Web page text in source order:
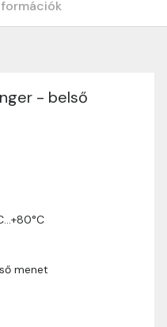
- belső
menet
választottátok
megtaláljátok szállítási
gördülékenyen és
Amennyiben
a szállítás hosszabb
benneteket.
díj függ a termék súlyától
A pontos szállítási
során megtekinthetitek,